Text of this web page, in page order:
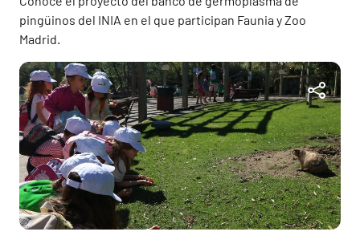
pingüinos del INIA en el que participan Faunia y Zoo
Madrid.